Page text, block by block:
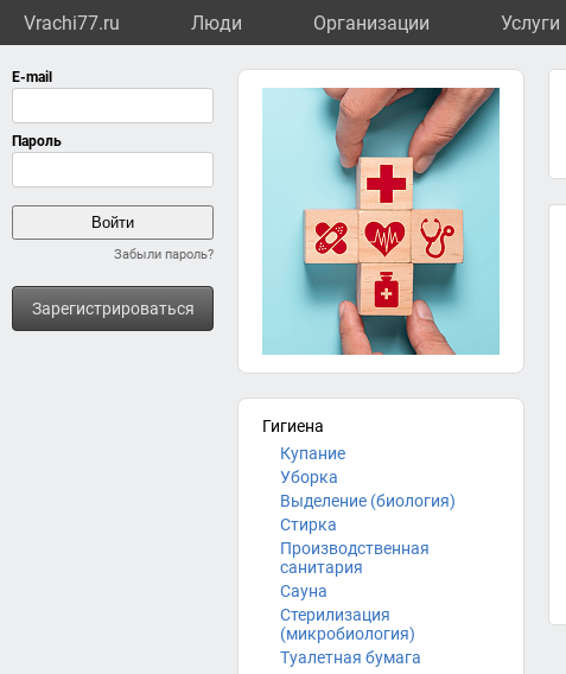
Vrachi77.ru Люди Организации Услуги
Забыли пароль?
Зарегистрироваться
Гигиена
Купание
Уборка
Выделение (биология)
Стирка
Производственная
санитария
Сауна
Стерилизация
(микробиология)
Туалетная бумага